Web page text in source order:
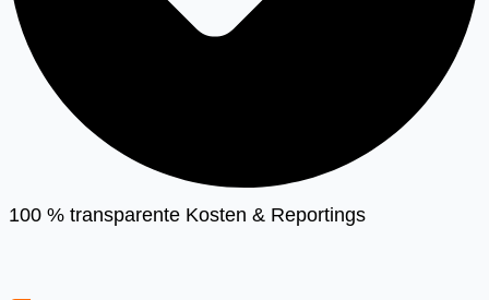
100 % transparente Kosten & Reportings